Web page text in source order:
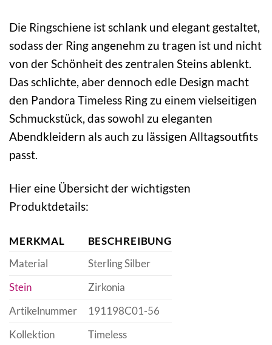
Die Ringschiene ist schlank und elegant gestaltet,
sodass der Ring angenehm zu tragen ist und nicht
von der Schönheit des zentralen Steins ablenkt.
Das schlichte, aber dennoch edle Design macht
den Pandora Timeless Ring zu einem vielseitigen
Schmuckstück, das sowohl zu eleganten
Abendkleidern als auch zu lässigen Alltagsoutfits
passt.
Hier eine Übersicht der wichtigsten
Produktdetails:
MERKMAL
BESCHREIBUNG
Material
Sterling Silber
Stein
Zirkonia
Artikelnummer
191198C01-56
Kollektion
Timeless